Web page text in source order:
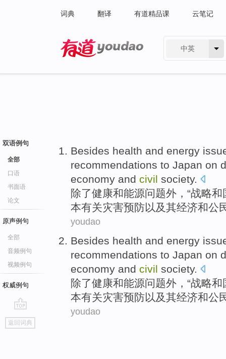
词典 翻译 有道精品课 云笔记
中英
双语例句
全部
口语
书面语
论文
原声例句
全部
音频例句
视频例句
权威例句
go
top
返回词典
Besides health and energy
recommendations to Japan on
economy and civil society.
除了健康和能源问题外，“战略和
本有关灾害预防以及其经济和公
youdao
Besides health and energy
recommendations to Japan on
economy and civil society.
除了健康和能源问题外，“战略和
本有关灾害预防以及其经济和公
youdao